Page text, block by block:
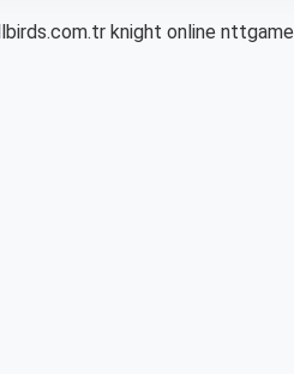
knight online nttgame